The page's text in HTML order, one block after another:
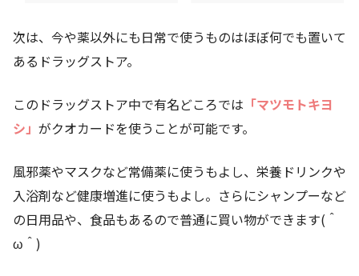
次は、今や薬以外にも日常で使うものはほぼ何でも置いて
あるドラッグストア。
このドラッグストア中で有名どころでは 「マツモトキヨ
シ」 がクオカードを使うことが可能です。
風邪薬やマスクなど常備薬に使うもよし、栄養ドリンクや
入浴剤など健康増進に使うもよし。さらにシャンプーなど
の日用品や、食品もあるので普通に買い物ができます(＾
ω＾)